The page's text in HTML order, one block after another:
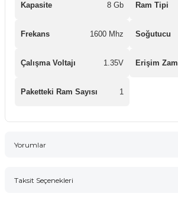
Kapasite 8 Gb Ram Tipi
Frekans 1600 Mhz Soğutucu
Çalışma Voltajı 1.35V Erişim
Paketteki Ram Sayısı 1
Yorumlar
Taksit Seçenekleri